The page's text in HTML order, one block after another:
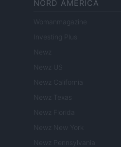
NORD AMERICA
Womanmagazine
Investing Plus
Newz
Newz US
Newz California
Newz Texas
Newz Florida
Newz New York
Newz Pennsylvania